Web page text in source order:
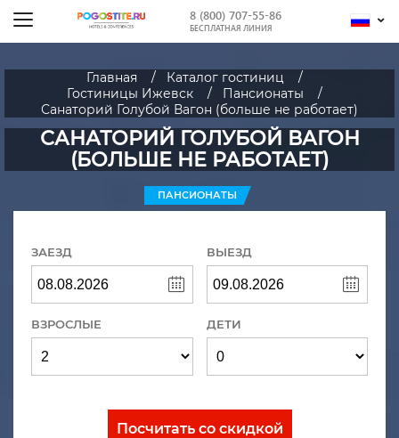
8 (800) 707-55-86
БЕСПЛАТНАЯ ЛИНИЯ
Главная
Каталог гостиниц
Гостиницы Ижевск
Пансионаты
Санаторий Голубой Вагон (больше не работает)
САНАТОРИЙ ГОЛУБОЙ ВАГОН
(БОЛЬШЕ НЕ РАБОТАЕТ)
ПАНСИОНАТЫ
ЗАЕЗД ВЫЕЗД
ВЗРОСЛЫЕ ДЕТИ
Посчитать со скидкой